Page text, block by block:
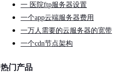
一 医院ftp服务器设置
一个app云端服务器费用
一万人需要的云服务器的宽带
一个cdn节点架构
热门产品